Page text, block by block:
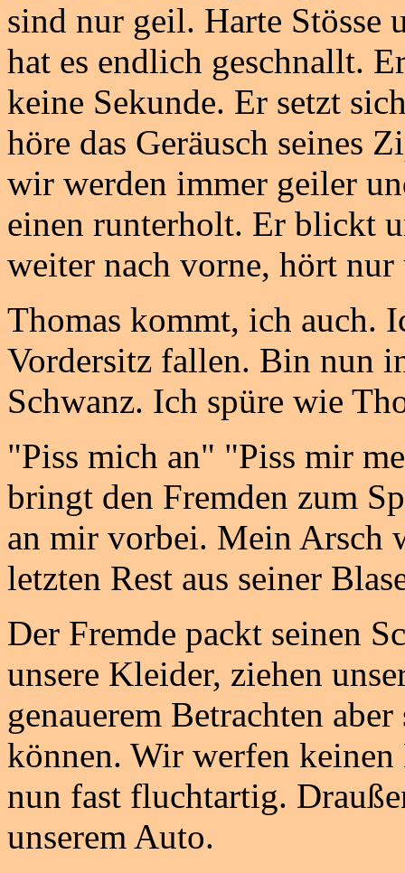
sind nur geil. Harte Stösse
hat es endlich geschnallt.
keine Sekunde. Er setzt
höre das Geräusch seines
wir werden immer geiler
einen runterholt. Er blickt
weiter nach vorne, hört nur
Thomas kommt, ich auch.
Vordersitz fallen. Bin nun
Schwanz. Ich spüre wie
"Piss mich an" "Piss mir
bringt den Fremden zum
an mir vorbei. Mein Arsch
letzten Rest aus seiner
Der Fremde packt seinen
unsere Kleider, ziehen
genauerem Betrachten
können. Wir werfen
nun fast fluchtartig.
unserem Auto.